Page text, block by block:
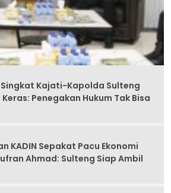
Kajati-Kapolda Sulteng
Keras: Penegakan Hukum Tak Bisa
KADIN Sepakat Pacu Ekonomi
Ahmad: Sulteng Siap Ambil